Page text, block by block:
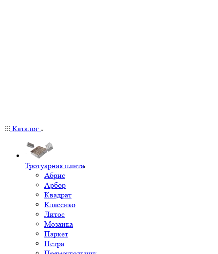
Каталог
Тротуарная плита
Абрис
Арбор
Квадрат
Классико
Литос
Мозаика
Паркет
Петра